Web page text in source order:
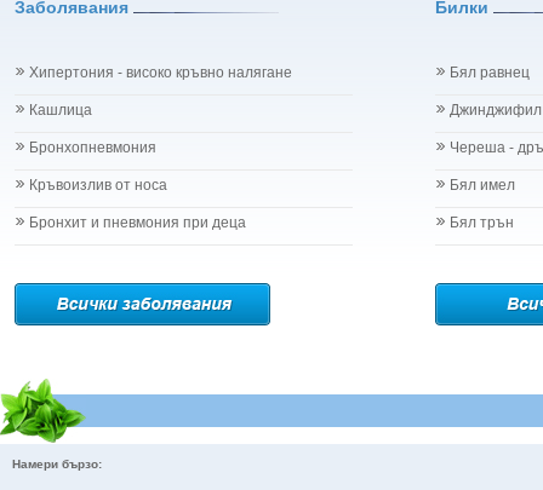
Заболявания Билки
Хипертония - високо кръвно налягане
Кашлица
Бронхопневмония
Кръвоизлив от носа
Бронхит и пневмония при деца
Бял равнец
Джинджифил
Череша -
Бял имел
Бял трън
Намери бързо: